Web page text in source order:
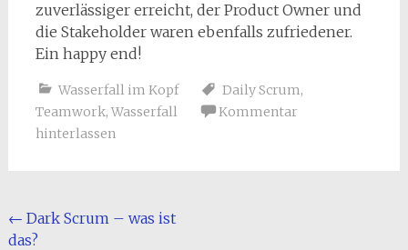
zuverlässiger erreicht, der Product Owner und
die Stakeholder waren ebenfalls zufriedener.
Ein happy end!
Wasserfall im Kopf Daily Scrum,
Teamwork, Wasserfall
Kommentar
hinterlassen
Beitragsnavigation
← Dark Scrum – was ist
das?